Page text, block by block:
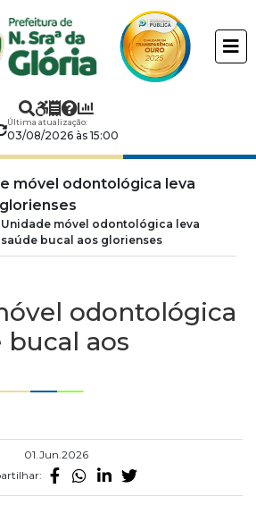
Última atualização:
03/08/2026 às 15:00
móvel odontológica leva
Unidade móvel odontológica leva
saúde bucal aos glorienses
odontológica
bucal aos
01.Jun.2026